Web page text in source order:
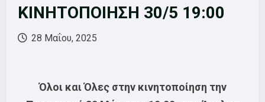
ΚΙΝΗΤΟΠΟΙΗΣΗ 30/5 19:00
28 Μαΐου, 2025
Όλοι και Όλες στην κινητοποίηση την